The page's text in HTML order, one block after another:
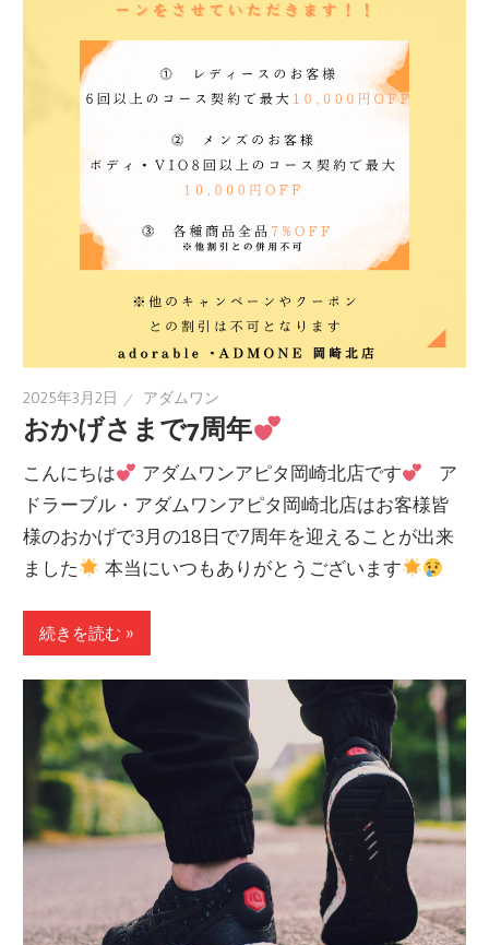
2025年3月2日 アダムワン
おかげさまで7周年
こんにちは アダムワンアピタ岡崎北店です
ア
ドラーブル・アダムワンアピタ岡崎北店はお客様皆
様のおかげで3月の18日で7周年を迎えることが出来
ました
本当にいつもありがとうございます
続きを読む »